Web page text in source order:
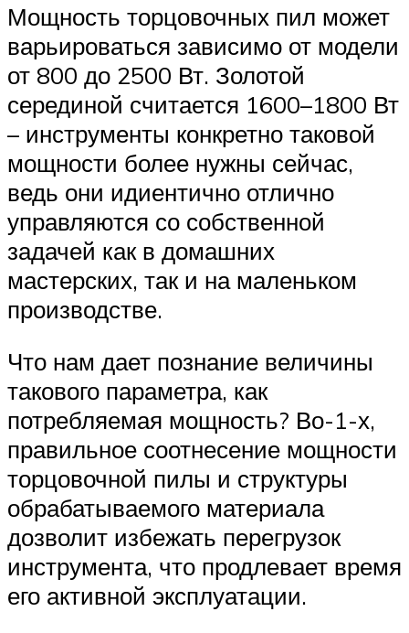
Мощность торцовочных пил может
варьироваться зависимо от модели
от 800 до 2500 Вт. Золотой
серединой считается 1600–1800 Вт
– инструменты конкретно таковой
мощности более нужны сейчас,
ведь они идиентично отлично
управляются со собственной
задачей как в домашних
мастерских, так и на маленьком
производстве.
Что нам дает познание величины
такового параметра, как
потребляемая мощность? Во-1-х,
правильное соотнесение мощности
торцовочной пилы и структуры
обрабатываемого материала
дозволит избежать перегрузок
инструмента, что продлевает время
его активной эксплуатации.